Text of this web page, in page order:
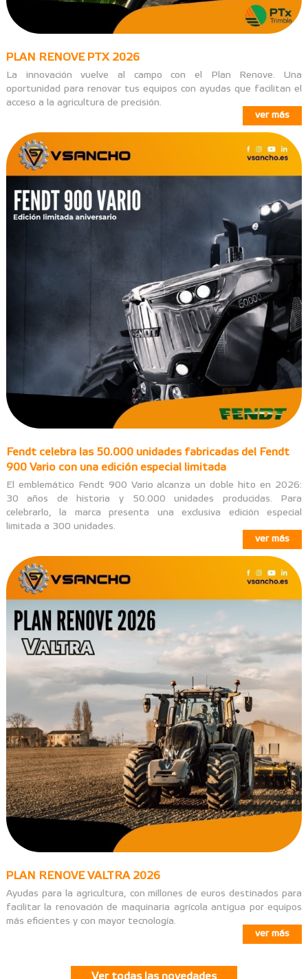
PLAN RENOVE PTX 2026
La innovación vuelve al campo con el Plan Renove. Una
oportunidad para renovar tus equipos con ayudas que facilitan el
acceso a la agricultura de precisión.
ver más
Fendt celebra las 50.000 unidades fabricadas del Fendt
900 Vario con una edición especial limitada
El emblemático Fendt 900 Vario alcanza un doble hito en 2026:
30 años de historia y 50.000 unidades producidas. Para
celebrarlo, la marca presenta una exclusiva edición especial
limitada a 300 unidades.
ver más
PLAN RENOVE VALTRA 2026
Ayudas para la agricultura, con millones de euros destinados para
facilitar la renovación de maquinaria agrícola antigua por equipos
más eficientes y con mayor tecnología.
ver más
Ver todas las novedades